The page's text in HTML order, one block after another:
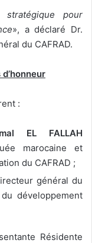
pour
», a déclaré Dr.
du CAFRAD.
:
EL FALLAH
marocaine et
du CAFRAD ;
général du
développement
Résidente